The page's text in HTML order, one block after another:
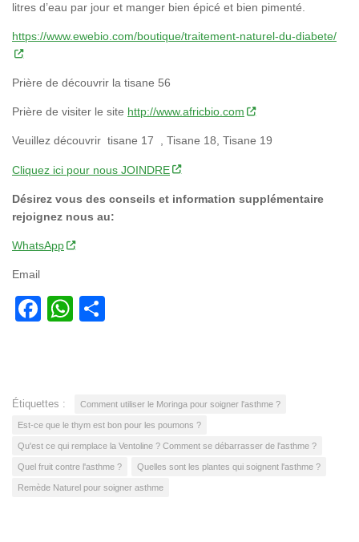
litres d’eau par jour et manger bien épicé et bien pimenté.
https://www.ewebio.com/boutique/traitement-naturel-du-diabete/
Prière de découvrir la tisane 56
Prière de visiter le site http://www.africbio.com
Veuillez découvrir tisane 17 , Tisane 18, Tisane 19
Cliquez ici pour nous JOINDRE
Désirez vous des conseils et information supplémentaire
rejoignez nous au:
WhatsApp
Email
Facebook
WhatsApp
Étiquettes : Comment utiliser le Moringa pour soigner l'asthme ?
Est-ce que le thym est bon pour les poumons ?
Qu'est ce qui remplace la Ventoline ? Comment se débarrasser de l'asthme ?
Quel fruit contre l'asthme ? Quelles sont les plantes qui soignent l'asthme ?
Remède Naturel pour soigner asthme